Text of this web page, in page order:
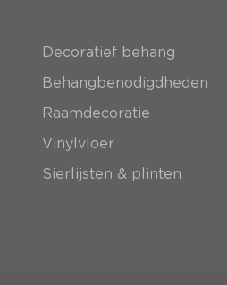
Decoratief behang
Behangbenodigdheden
Raamdecoratie
Vinylvloer
Sierlijsten & plinten